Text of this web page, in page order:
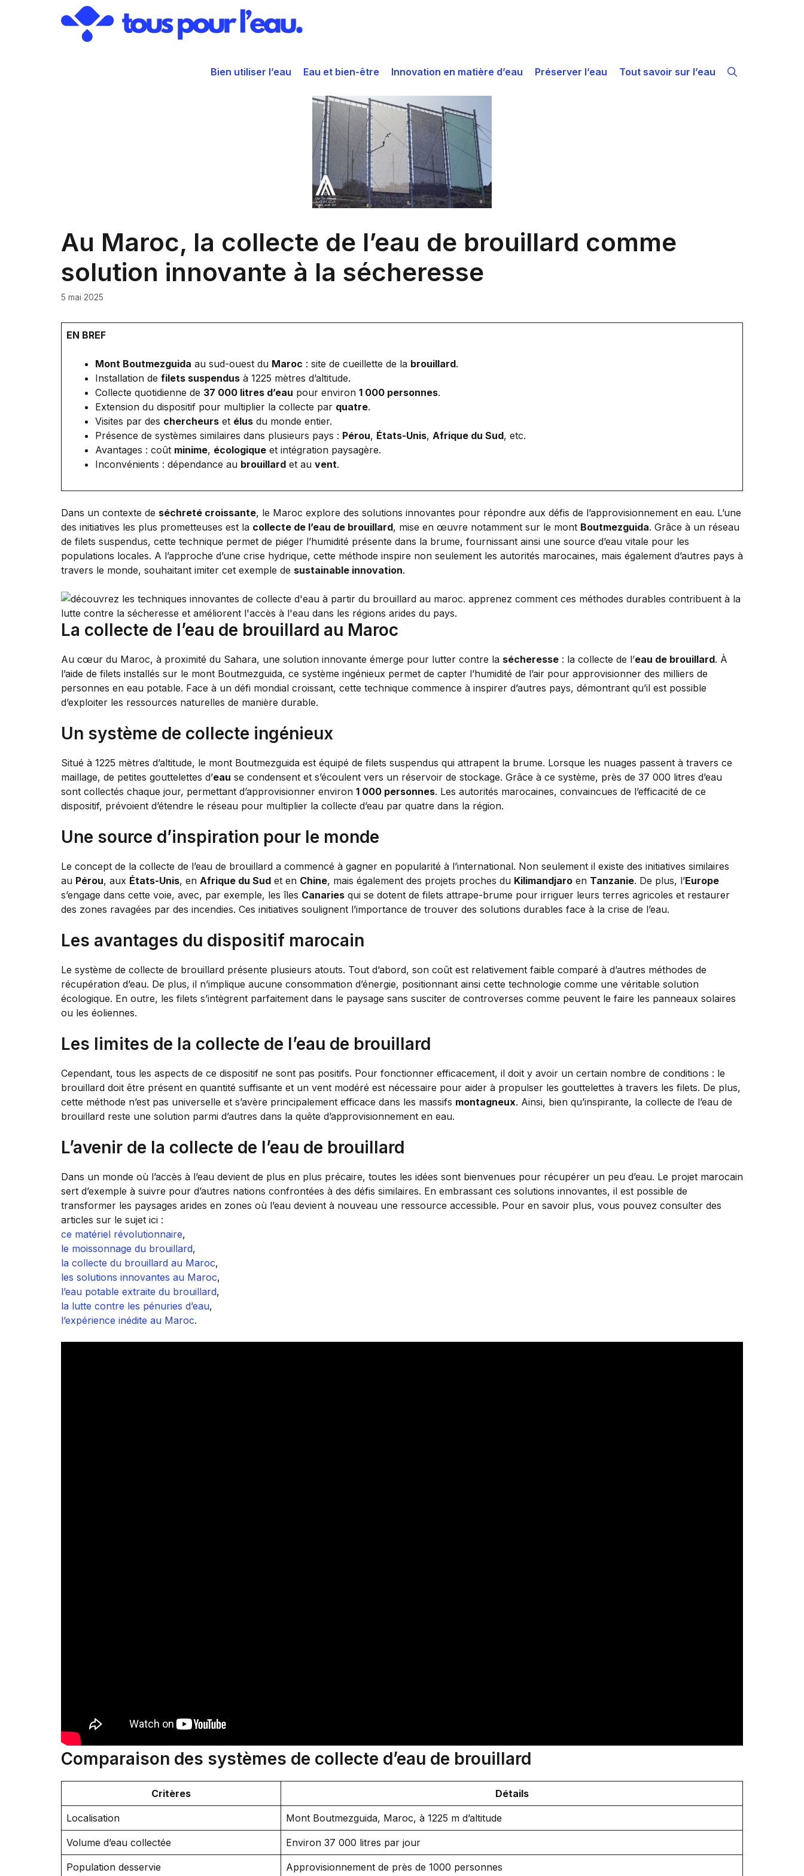
Bien utiliser l’eau Eau et bien-être Innovation en matière d’eau Préserver l’eau Tout savoir sur l’eau
Au Maroc, la collecte de l’eau de brouillard comme
solution innovante à la sécheresse
5 mai 2025
EN BREF
Mont Boutmezguida au sud-ouest du Maroc : site de cueillette de la brouillard.
Installation de filets suspendus à 1225 mètres d’altitude.
Collecte quotidienne de 37 000 litres d’eau pour environ 1 000 personnes.
Extension du dispositif pour multiplier la collecte par quatre.
Visites par des chercheurs et élus du monde entier.
Présence de systèmes similaires dans plusieurs pays : Pérou, États-Unis, Afrique du Sud, etc.
Avantages : coût minime, écologique et intégration paysagère.
Inconvénients : dépendance au brouillard et au vent.
Dans un contexte de séchreté croissante, le Maroc explore des solutions innovantes pour répondre aux défis de l’approvisionnement en eau. L’une
des initiatives les plus prometteuses est la collecte de l’eau de brouillard, mise en œuvre notamment sur le mont Boutmezguida. Grâce à un réseau
de filets suspendus, cette technique permet de piéger l’humidité présente dans la brume, fournissant ainsi une source d’eau vitale pour les
populations locales. A l’approche d’une crise hydrique, cette méthode inspire non seulement les autorités marocaines, mais également d’autres pays à
travers le monde, souhaitant imiter cet exemple de sustainable innovation.
La collecte de l’eau de brouillard au Maroc
Au cœur du Maroc, à proximité du Sahara, une solution innovante émerge pour lutter contre la sécheresse : la collecte de l’eau de brouillard. À
l’aide de filets installés sur le mont Boutmezguida, ce système ingénieux permet de capter l’humidité de l’air pour approvisionner des milliers de
personnes en eau potable. Face à un défi mondial croissant, cette technique commence à inspirer d’autres pays, démontrant qu’il est possible
d’exploiter les ressources naturelles de manière durable.
Un système de collecte ingénieux
Situé à 1225 mètres d’altitude, le mont Boutmezguida est équipé de filets suspendus qui attrapent la brume. Lorsque les nuages passent à travers ce
maillage, de petites gouttelettes d’eau se condensent et s’écoulent vers un réservoir de stockage. Grâce à ce système, près de 37 000 litres d’eau
sont collectés chaque jour, permettant d’approvisionner environ 1 000 personnes. Les autorités marocaines, convaincues de l’efficacité de ce
dispositif, prévoient d’étendre le réseau pour multiplier la collecte d’eau par quatre dans la région.
Une source d’inspiration pour le monde
Le concept de la collecte de l’eau de brouillard a commencé à gagner en popularité à l’international. Non seulement il existe des initiatives similaires
au Pérou, aux États-Unis, en Afrique du Sud et en Chine, mais également des projets proches du Kilimandjaro en Tanzanie. De plus, l’Europe
s’engage dans cette voie, avec, par exemple, les îles Canaries qui se dotent de filets attrape-brume pour irriguer leurs terres agricoles et restaurer
des zones ravagées par des incendies. Ces initiatives soulignent l’importance de trouver des solutions durables face à la crise de l’eau.
Les avantages du dispositif marocain
Le système de collecte de brouillard présente plusieurs atouts. Tout d’abord, son coût est relativement faible comparé à d’autres méthodes de
récupération d’eau. De plus, il n’implique aucune consommation d’énergie, positionnant ainsi cette technologie comme une véritable solution
écologique. En outre, les filets s’intègrent parfaitement dans le paysage sans susciter de controverses comme peuvent le faire les panneaux solaires
ou les éoliennes.
Les limites de la collecte de l’eau de brouillard
Cependant, tous les aspects de ce dispositif ne sont pas positifs. Pour fonctionner efficacement, il doit y avoir un certain nombre de conditions : le
brouillard doit être présent en quantité suffisante et un vent modéré est nécessaire pour aider à propulser les gouttelettes à travers les filets. De plus,
cette méthode n’est pas universelle et s’avère principalement efficace dans les massifs montagneux. Ainsi, bien qu’inspirante, la collecte de l’eau de
brouillard reste une solution parmi d’autres dans la quête d’approvisionnement en eau.
L’avenir de la collecte de l’eau de brouillard
Dans un monde où l’accès à l’eau devient de plus en plus précaire, toutes les idées sont bienvenues pour récupérer un peu d’eau. Le projet marocain
sert d’exemple à suivre pour d’autres nations confrontées à des défis similaires. En embrassant ces solutions innovantes, il est possible de
transformer les paysages arides en zones où l’eau devient à nouveau une ressource accessible. Pour en savoir plus, vous pouvez consulter des
articles sur le sujet ici :
ce matériel révolutionnaire,
le moissonnage du brouillard,
la collecte du brouillard au Maroc,
les solutions innovantes au Maroc,
l’eau potable extraite du brouillard,
la lutte contre les pénuries d’eau,
l’expérience inédite au Maroc.
Comparaison des systèmes de collecte d’eau de brouillard
Critères Détails
Localisation Mont Boutmezguida, Maroc, à 1225 m d’altitude
Volume d’eau collectée Environ 37 000 litres par jour
Population desservie Approvisionnement de près de 1000 personnes